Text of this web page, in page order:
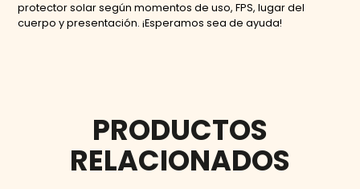
protector solar según momentos de uso, FPS, lugar del
cuerpo y presentación. ¡Esperamos sea de ayuda!
PRODUCTOS
RELACIONADOS